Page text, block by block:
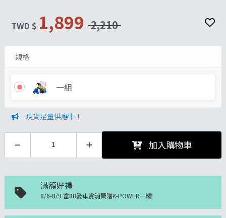
TWD $ 1,899 2,210
規格
一組
現貨足量供應中！
加入購物車
滿額好禮
8/6-8/9 富88愛車賞消費贈K-POWER一罐